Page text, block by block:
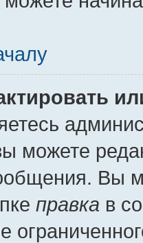
можете
Вы
правка в